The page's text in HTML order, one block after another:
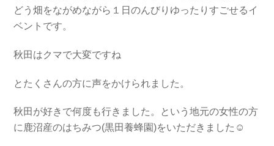
どう畑をながめながら１日のんびりゆったりすごせるイ
ベントです。
秋田はクマで大変ですね
とたくさんの方に声をかけられました。
秋田が好きで何度も行きました。という地元の女性の方
に鹿沼産のはちみつ(黒田養蜂園)をいただきました☺️